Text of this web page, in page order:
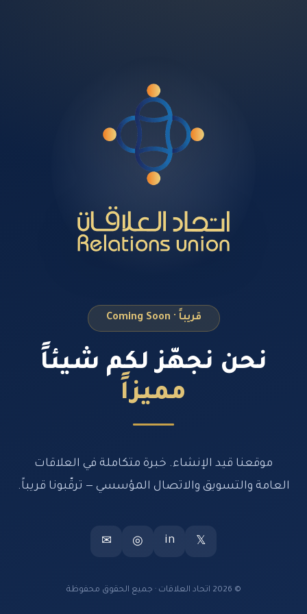
قريباً · Coming Soon
نحن نجهّز لكم شيئاً
مميزاً
موقعنا قيد الإنشاء. خبرة متكاملة في العلاقات
العامة والتسويق والاتصال المؤسسي — ترقّبونا قريباً.
𝕏
in
◎
✉
© 2026 اتحاد العلاقات · جميع الحقوق محفوظة